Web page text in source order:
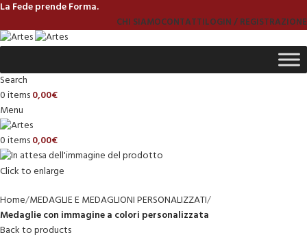
La Fede prende Forma.
CHI SIAMOCONTATTILOGIN / REGISTRAZIONE
Search
0items0,00€
Menu
0items0,00€
Click to enlarge
Home MEDAGLIE E MEDAGLIONI PERSONALIZZATI
Medaglie con immagine a colori personalizzata
Back to products